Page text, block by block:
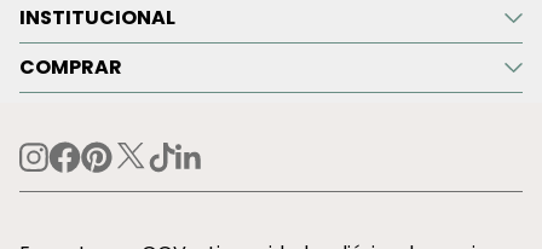
INSTITUCIONAL
COMPRAR